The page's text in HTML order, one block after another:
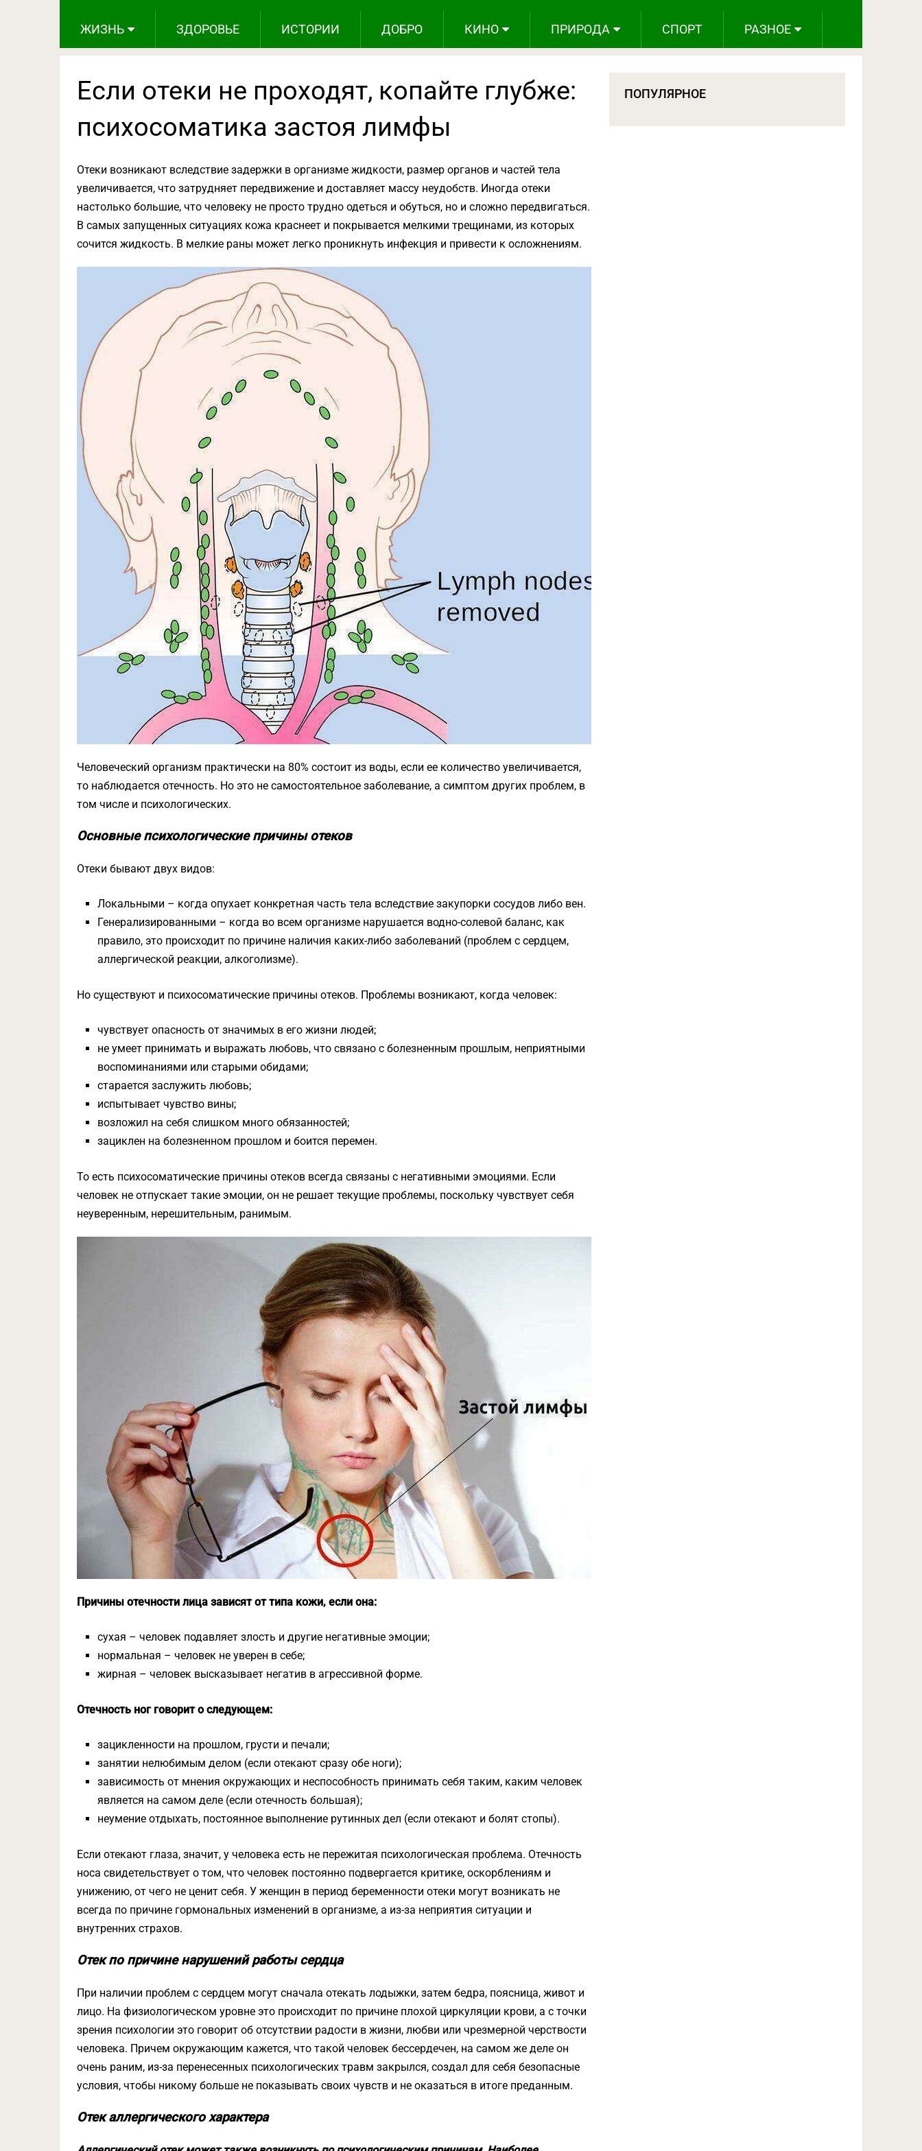
ЖИЗНЬ ЗДОРОВЬЕ ИСТОРИИ ДОБРО КИНО ПРИРОДА СПОРТ РАЗНОЕ
Если отеки не проходят, копайте глубже:
психосоматика застоя лимфы
Отеки возникают вследствие задержки в организме жидкости, размер органов и частей тела
увеличивается, что затрудняет передвижение и доставляет массу неудобств. Иногда отеки
настолько большие, что человеку не просто трудно одеться и обуться, но и сложно передвигаться.
В самых запущенных ситуациях кожа краснеет и покрывается мелкими трещинами, из которых
сочится жидкость. В мелкие раны может легко проникнуть инфекция и привести к осложнениям.
Человеческий организм практически на 80% состоит из воды, если ее количество увеличивается,
то наблюдается отечность. Но это не самостоятельное заболевание, а симптом других проблем, в
том числе и психологических.
Основные психологические причины отеков
Отеки бывают двух видов:
Локальными – когда опухает конкретная часть тела вследствие закупорки сосудов либо вен.
Генерализированными – когда во всем организме нарушается водно-солевой баланс, как
правило, это происходит по причине наличия каких-либо заболеваний (проблем с сердцем,
аллергической реакции, алкоголизме).
Но существуют и психосоматические причины отеков. Проблемы возникают, когда человек:
чувствует опасность от значимых в его жизни людей;
не умеет принимать и выражать любовь, что связано с болезненным прошлым, неприятными
воспоминаниями или старыми обидами;
старается заслужить любовь;
испытывает чувство вины;
возложил на себя слишком много обязанностей;
зациклен на болезненном прошлом и боится перемен.
То есть психосоматические причины отеков всегда связаны с негативными эмоциями. Если
человек не отпускает такие эмоции, он не решает текущие проблемы, поскольку чувствует себя
неуверенным, нерешительным, ранимым.
Причины отечности лица зависят от типа кожи, если она:
сухая – человек подавляет злость и другие негативные эмоции;
нормальная – человек не уверен в себе;
жирная – человек высказывает негатив в агрессивной форме.
Отечность ног говорит о следующем:
зацикленности на прошлом, грусти и печали;
занятии нелюбимым делом (если отекают сразу обе ноги);
зависимость от мнения окружающих и неспособность принимать себя таким, каким человек
является на самом деле (если отечность большая);
неумение отдыхать, постоянное выполнение рутинных дел (если отекают и болят стопы).
Если отекают глаза, значит, у человека есть не пережитая психологическая проблема. Отечность
носа свидетельствует о том, что человек постоянно подвергается критике, оскорблениям и
унижению, от чего не ценит себя. У женщин в период беременности отеки могут возникать не
всегда по причине гормональных изменений в организме, а из-за неприятия ситуации и
внутренних страхов.
Отек по причине нарушений работы сердца
При наличии проблем с сердцем могут сначала отекать лодыжки, затем бедра, поясница, живот и
лицо. На физиологическом уровне это происходит по причине плохой циркуляции крови, а с точки
зрения психологии это говорит об отсутствии радости в жизни, любви или чрезмерной черствости
человека. Причем окружающим кажется, что такой человек бессердечен, на самом же деле он
очень раним, из-за перенесенных психологических травм закрылся, создал для себя безопасные
условия, чтобы никому больше не показывать своих чувств и не оказаться в итоге преданным.
Отек аллергического характера
ПОПУЛЯРНОЕ